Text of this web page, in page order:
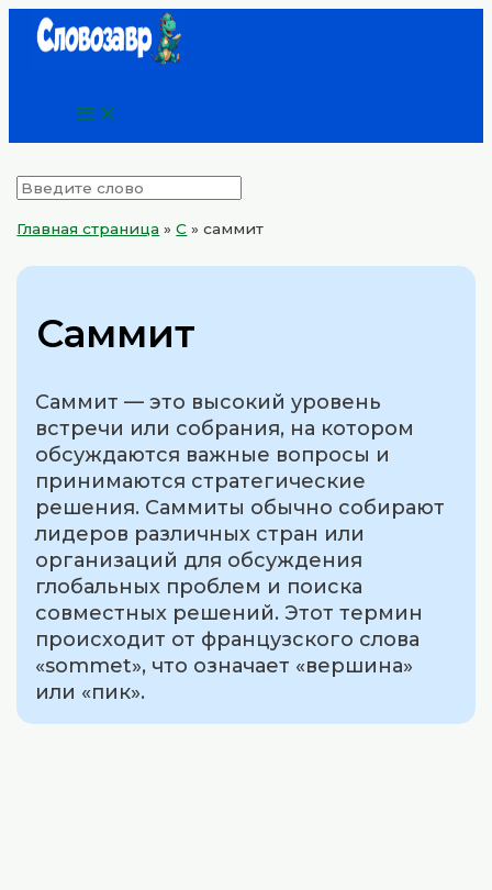
ПерейтиMain
Главная страница »С »саммит
Саммит
Саммит — это высокий уровень
встречи или собрания, на котором
обсуждаются важные вопросы и
принимаются стратегические
решения. Саммиты обычно собирают
лидеров различных стран или
организаций для обсуждения
глобальных проблем и поиска
совместных решений. Этот термин
происходит от французского слова
«sommet», что означает «вершина»
или «пик».